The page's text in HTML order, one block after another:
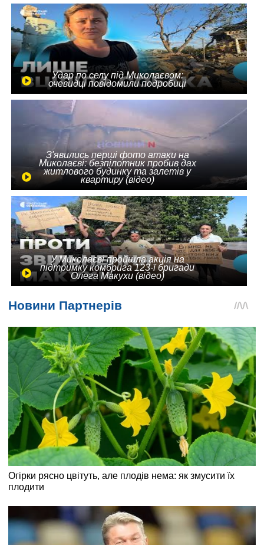
Удар по селу під Миколаєвом:
очевидці повідомили подробиці
З'явились перші фото атаки на
Миколаєві: безпілотник пробив дах
житлового будинку та залетів у
квартиру (відео)
У Миколаєві пройшла акція на
підтримку комбрига 123-ї бригади
Олега Макухи (відео)